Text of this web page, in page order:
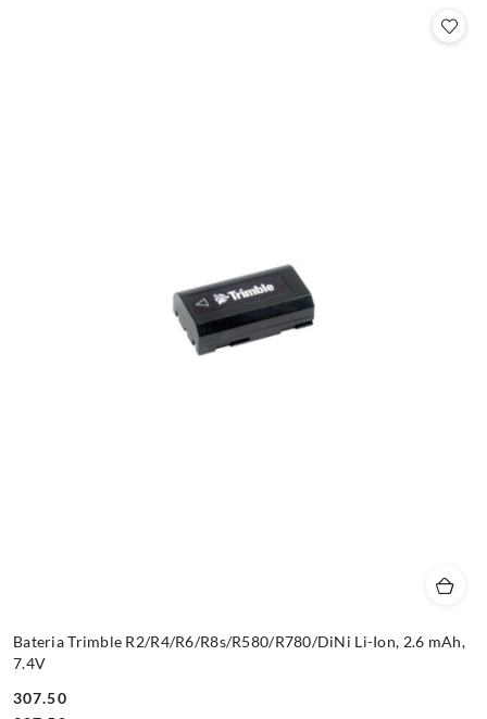
Bateria Trimble R2/R4/R6/R8s/R580/R780/DiNi Li-Ion, 2.6 mAh,
7.4V
307.50